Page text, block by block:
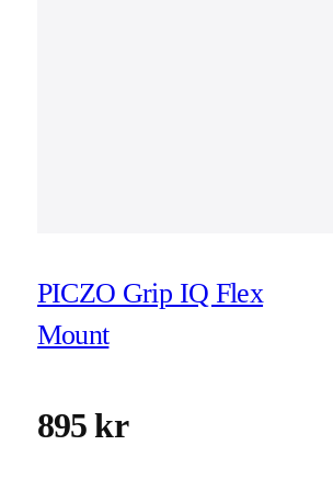
PICZO Grip IQ Flex
Mount
895 kr